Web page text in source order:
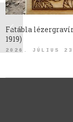
Fatábla
1919)
2026. JÚLIUS 23.